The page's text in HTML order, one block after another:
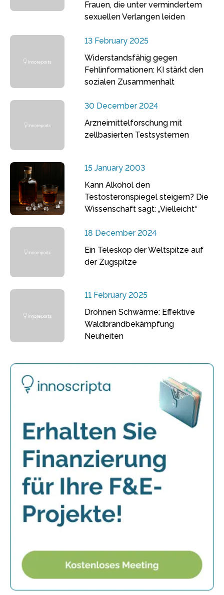
Frauen, die unter vermindertem
sexuellen Verlangen leiden
13 February 2025
Widerstandsfähig gegen
Fehlinformationen: KI stärkt den
sozialen Zusammenhalt
30 December 2024
Arzneimittelforschung mit
zellbasierten Testsystemen
15 January 2003
Kann Alkohol den
Testosteronspiegel steigern? Die
Wissenschaft sagt: „Vielleicht“
18 December 2024
Ein Teleskop der Weltspitze auf
der Zugspitze
11 February 2025
Drohnen Schwärme: Effektive
Waldbrandbekämpfung
Neuheiten